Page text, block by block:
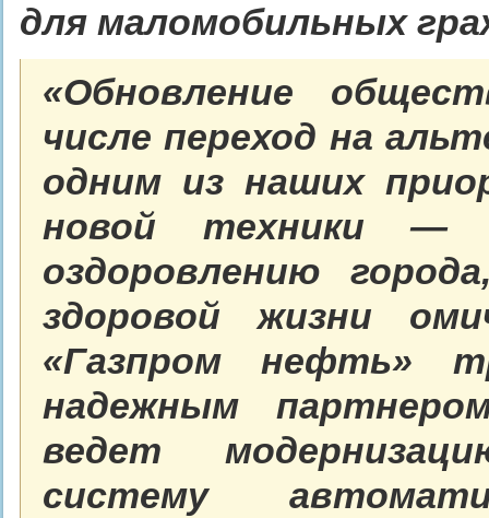
для маломобильных
«Обновление
числе переход на
одним из наших
новой техники —
оздоровлению
здоровой жизни
«Газпром нефть»
надежным
ведет
систему